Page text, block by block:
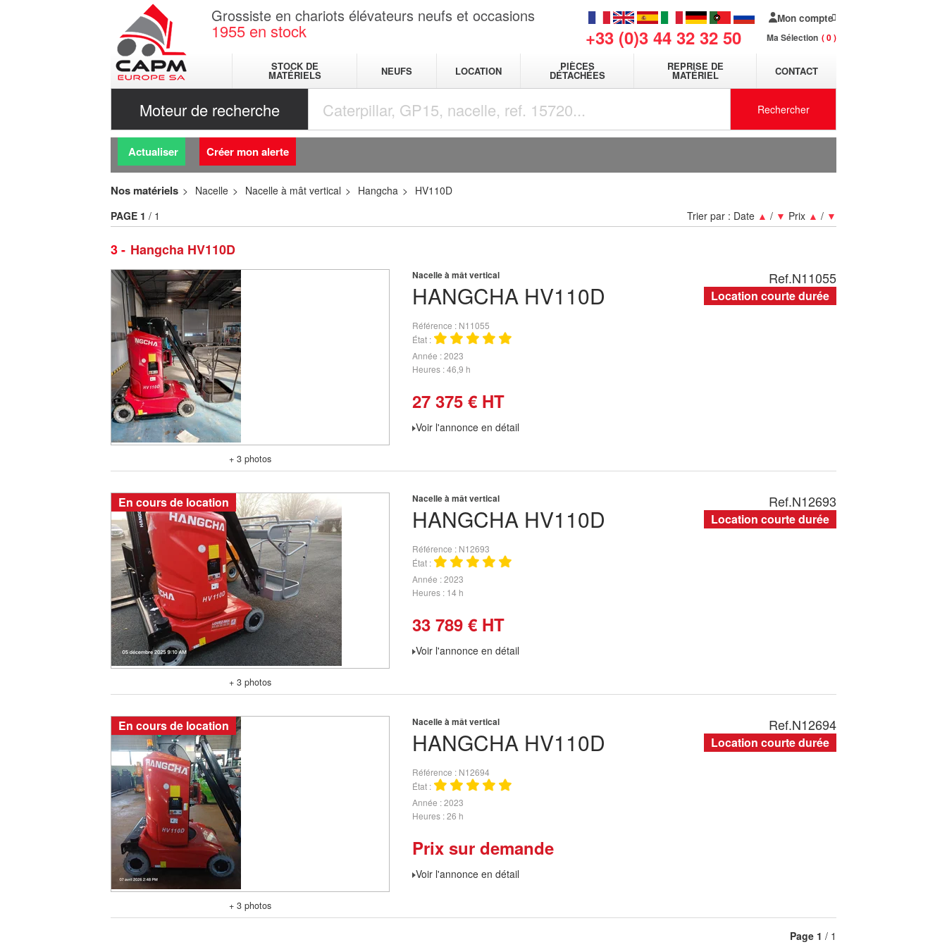
Grossiste en chariots élévateurs neufs et occasions
1955 en stock +33 (0)3 44 32 32 50
Mon compte
Ma Sélection 0
STOCK DE
MATÉRIELS NEUFS LOCATION PIÈCES
DÉTACHÉES
REPRISE DE
MATÉRIEL CONTACT
Moteur de recherche Rechercher
Actualiser Créer mon alerte
Nos matériels Nacelle Nacelle à mât vertical Hangcha HV110D
3 Hangcha HV110D
Trier par : Date ▲ / ▼ Prix ▲ / ▼
PAGE 1 / 1
+ 3 photos
HANGCHA HV110D
Nacelle à mât vertical
Référence
N11055
État
Année 2023
Heures 46,9 h
27 375 € HT
Voir l'annonce en détail
Ref.N11055
Location courte durée
En cours de location
+ 3 photos
HANGCHA HV110D
Nacelle à mât vertical
Référence
N12693
État
Année 2023
Heures 14 h
33 789 € HT
Voir l'annonce en détail
Ref.N12693
Location courte durée
En cours de location
+ 3 photos
HANGCHA HV110D
Nacelle à mât vertical
Référence
N12694
État
Année 2023
Heures 26 h
Prix sur demande
Voir l'annonce en détail
Ref.N12694
Location courte durée
Page 1 / 1